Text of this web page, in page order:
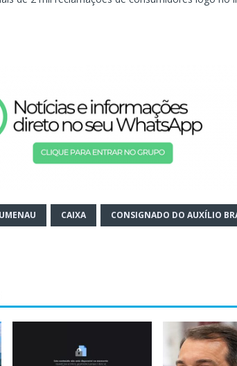
CAIXA CONSIGNADO DO AUXÍLIO